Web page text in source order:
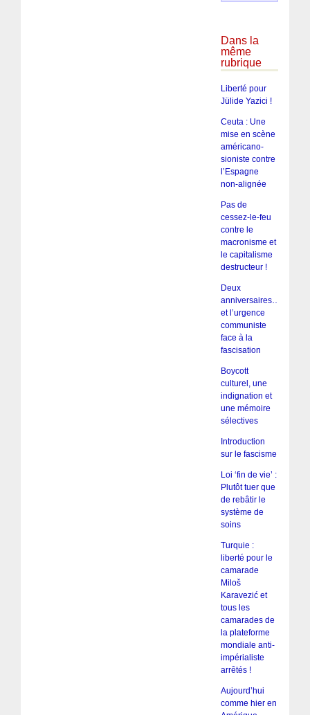
Dans la
même
rubrique
Liberté pour
Jülide Yazici !
Ceuta : Une
mise en scène
américano-
sioniste contre
l’Espagne
non-alignée
Pas de
cessez-le-feu
contre le
macronisme et
le capitalisme
destructeur !
Deux
anniversaires…
et l’urgence
communiste
face à la
fascisation
Boycott
culturel, une
indignation et
une mémoire
sélectives
Introduction
sur le fascisme
Loi ‘fin de vie’ :
Plutôt tuer que
de rebâtir le
système de
soins
Turquie :
liberté pour le
camarade
Miloš
Karavezić et
tous les
camarades de
la plateforme
mondiale anti-
impérialiste
arrêtés !
Aujourd’hui
comme hier en